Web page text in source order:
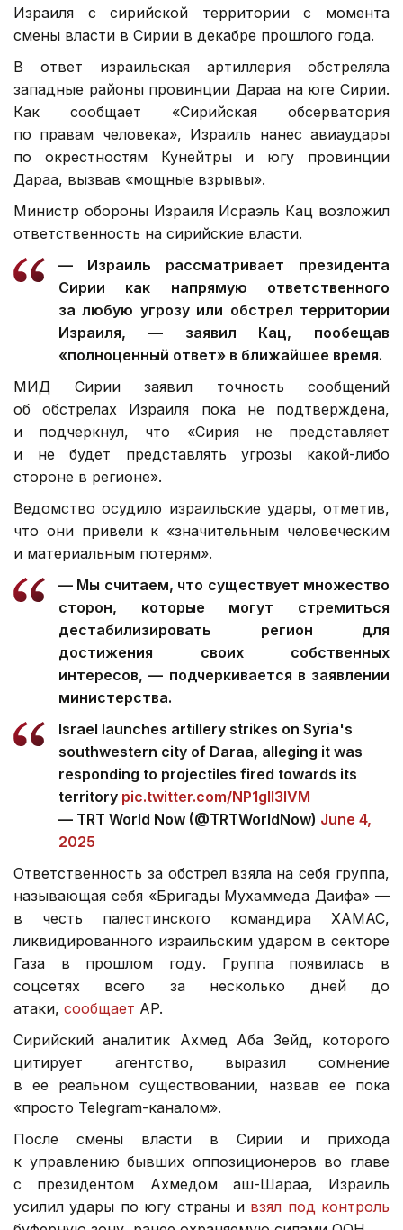
Израиля с сирийской территории с момента
смены власти в Сирии в декабре прошлого года.
В ответ израильская артиллерия обстреляла
западные районы провинции Дараа на юге Сирии.
Как сообщает «Сирийская обсерватория
по правам человека», Израиль нанес авиаудары
по окрестностям Кунейтры и югу провинции
Дараа, вызвав «мощные взрывы».
Министр обороны Израиля Исраэль Кац возложил
ответственность на сирийские власти.
— Израиль рассматривает президента
Сирии как напрямую ответственного
за любую угрозу или обстрел территории
Израиля, — заявил Кац, пообещав
«полноценный ответ» в ближайшее время.
МИД Сирии заявил точность сообщений
об обстрелах Израиля пока не подтверждена,
и подчеркнул, что «Сирия не представляет
и не будет представлять угрозы какой-либо
стороне в регионе».
Ведомство осудило израильские удары, отметив,
что они привели к «значительным человеческим
и материальным потерям».
— Мы считаем, что существует множество
сторон, которые могут стремиться
дестабилизировать регион для
достижения своих собственных
интересов, — подчеркивается в заявлении
министерства.
Israel launches artillery strikes on Syria's
southwestern city of Daraa, alleging it was
responding to projectiles fired towards its
territory pic.twitter.com/NP1gll3lVM
— TRT World Now (@TRTWorldNow) June 4,
2025
Ответственность за обстрел взяла на себя группа,
называющая себя «Бригады Мухаммеда Даифа» —
в честь палестинского командира ХАМАС,
ликвидированного израильским ударом в секторе
Газа в прошлом году. Группа появилась в
соцсетях всего за несколько дней до
атаки, сообщает AP.
Сирийский аналитик Ахмед Аба Зейд, которого
цитирует агентство, выразил сомнение
в ее реальном существовании, назвав ее пока
«просто Telegram-каналом».
После смены власти в Сирии и прихода
к управлению бывших оппозиционеров во главе
с президентом Ахмедом аш-Шараа, Израиль
усилил удары по югу страны и взял под контроль